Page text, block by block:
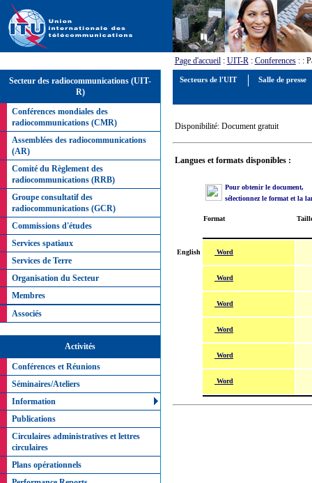
Page d'accueil: UIT-R: Conferences: :
Secteur des radiocommunications (UIT-
R)
Conférences mondiales des
radiocommunications (CMR)
Assemblées des radiocommunications
(AR)
Comité du Règlement des
radiocommunications (RRB)
Groupe consultatif des
radiocommunications (GCR)
Commissions d'études
Services spatiaux
Services de Terre
Organisation du Secteur
Membres
Associés
Activités
Conférences et Réunions
Séminaires/Ateliers
Information
Publications
Circulaires administratives et lettres
circulaires
Plans opérationnels
Disponibilité: Document gratuit
Langues et formats disponibles :
Pour obtenir le document,
sélectionnez le format et la
Format
English Word
Word
Word
Word
Word
Word
Secteurs de l'UIT Salle de presse